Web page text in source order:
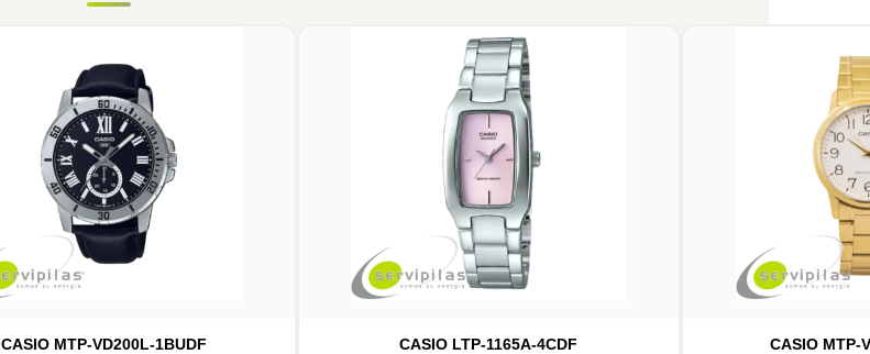
CASIO MTP-VD200L-1BUDF CASIO LTP-1165A-4CDF CASIO MTP-